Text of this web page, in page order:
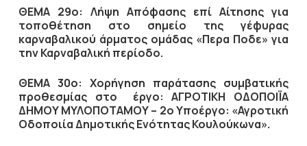
ΘΕΜΑ 29ο: Λήψη Απόφασης επί Αίτησης για
τοποθέτηση στο σημείο της γέφυρας
καρναβαλικού άρματος ομάδας «Περα Ποδε» για
την Καρναβαλική περίοδο.
ΘΕΜΑ 30ο: Χορήγηση παράτασης συμβατικής
προθεσμίας στο
έργο:ΑΓΡΟΤΙΚΗ ΟΔΟΠΟΙΪΑ
ΔΗΜΟΥ ΜΥΛΟΠΟΤΑΜΟΥ – 2ο Υποέργο: «Αγροτική
Οδοποιία Δημοτικής Ενότητας Κουλούκωνα».